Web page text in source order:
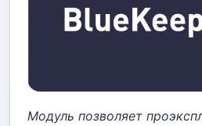
Модуль позволяет